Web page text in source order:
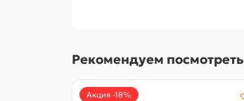
Рекомендуем посмотреть
Акция -18%